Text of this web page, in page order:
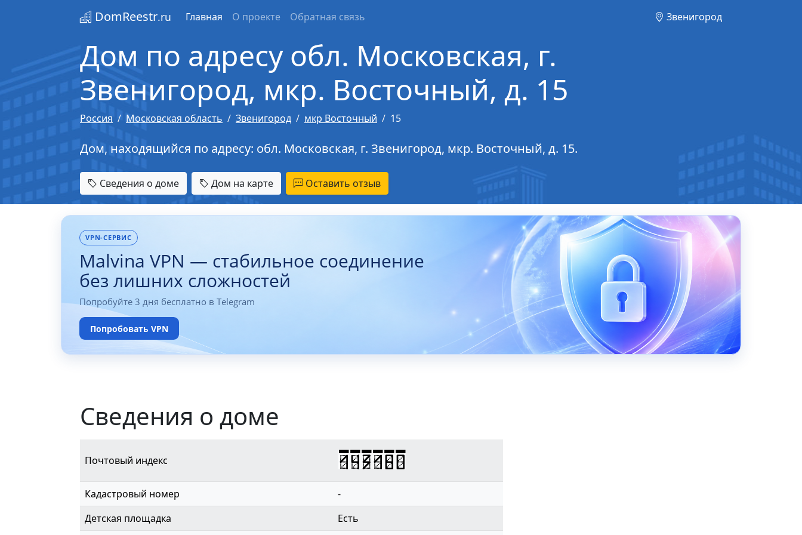
DomReestr.ru Главная О проекте Обратная связь Звенигород
Дом по адресу обл. Московская, г.
Звенигород, мкр. Восточный, д. 15
Россия Московская область Звенигород мкр Восточный 15
Дом, находящийся по адресу: обл. Московская, г. Звенигород, мкр. Восточный, д. 15.
Сведения о доме Дом на карте Оставить отзыв
VPN-СЕРВИС
Malvina VPN — стабильное соединение
без лишних сложностей
Попробуйте 3 дня бесплатно в Telegram
Попробовать VPN
Сведения о доме
Почтовый индекс 143180
Кадастровый номер
-
Детская площадка
Есть